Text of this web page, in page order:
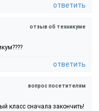
ответить
отзыв об техникуме
ответить
вопрос посетителям
класс сначала закончить!